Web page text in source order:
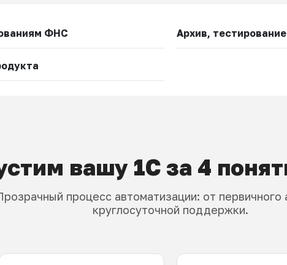
ФНС Архив,
вашу 1С за 4
процесс автоматизации: от первичного
круглосуточной поддержки.